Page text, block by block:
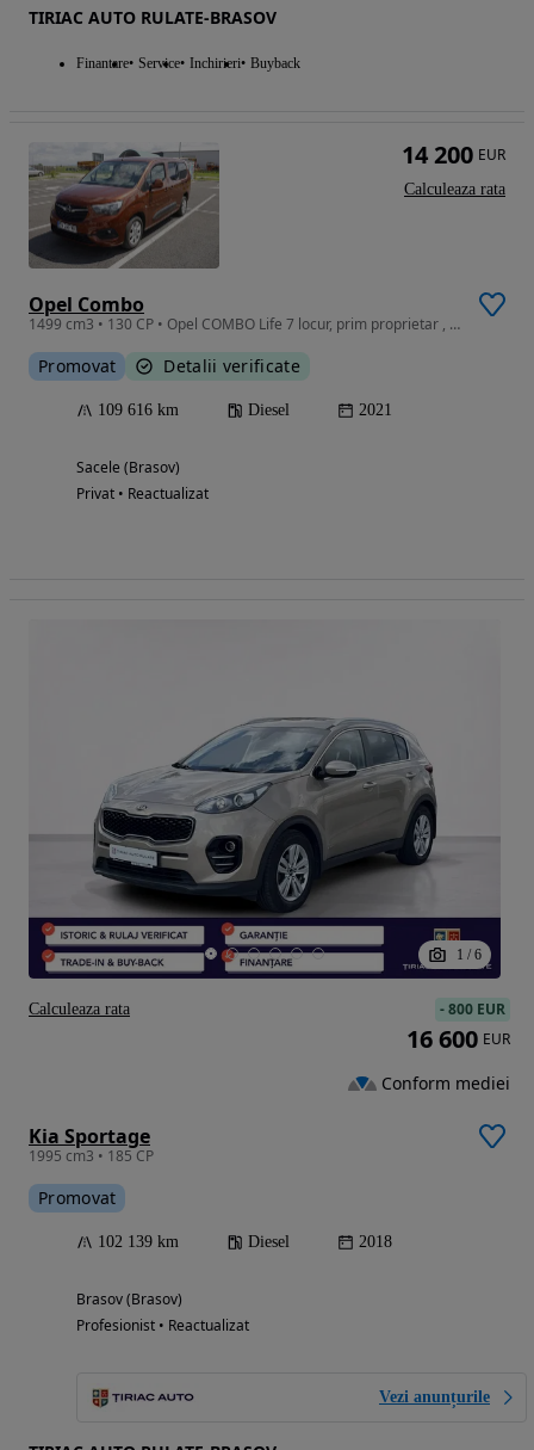
TIRIAC AUTO RULATE-BRASOV
Finantare Service Inchirieri Buyback
Opel Combo
1499 cm3 • 130 CP • Opel COMBO Life 7 locur, prim proprietar , stare buna.
Promovat Detalii verificate
109 616 km Diesel 2021
Sacele (Brasov)
Privat • Reactualizat
14 200 EUR
Calculeaza rata
1 / 6
Kia Sportage
1995 cm3 • 185 CP
Promovat
102 139 km Diesel 2018
Brasov (Brasov)
Profesionist • Reactualizat
Vezi anunțurile
-800 EUR
16 600 EUR
Conform mediei
Calculeaza rata